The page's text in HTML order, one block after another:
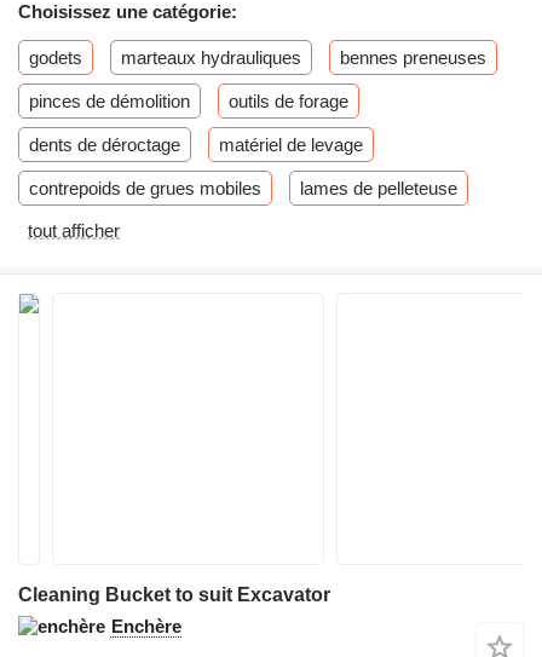
Choisissez une catégorie:
godets marteaux hydrauliques bennes preneuses
pinces de démolition outils de forage
dents de déroctage matériel de levage
contrepoids de grues mobiles lames de pelleteuse
tout afficher
Cleaning Bucket to suit Excavator
Enchère